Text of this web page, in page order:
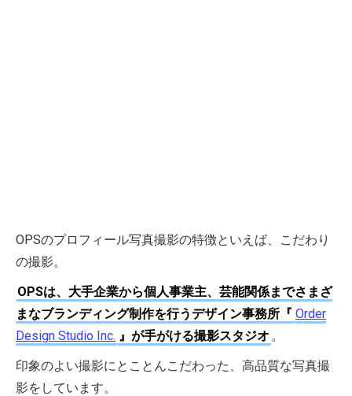
OPSのプロフィール写真撮影の特徴といえば、こだわり
の撮影。
OPSは、大手企業から個人事業主、芸能関係までさまざ
まなブランディング制作を行うデザイン事務所『 Order
Design Studio Inc. 』が手がける撮影スタジオ 。
印象のよい撮影にとことんこだわった、高品質な写真撮
影をしています。